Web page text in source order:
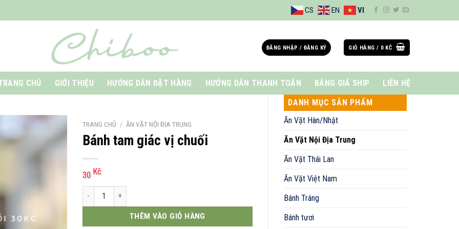
CS EN VI
ĐĂNG NHẬP / ĐĂNG KÝ GIỎ HÀNG / 0 KČ
CHỦ GIỚI THIỆU HƯỚNG DẪN ĐẶT HÀNG HƯỚNG DẪN THANH TOÁN BẢNG GIÁ SHIP
LIÊN HỆ
DANH MỤC SẢN PHẨM
Ăn Vặt Hàn/Nhật
Ăn Vặt Nội Địa Trung
Ăn Vặt Thái Lan
Ăn Vặt Việt Nam
Bánh Tráng
Bánh tươi
TRANG CHỦ / ĂN VẶT NỘI ĐỊA TRUNG
Bánh tam giác vị chuối
30 Kč
Bánh tam giác vị chuối số lượng
THÊM VÀO GIỎ HÀNG